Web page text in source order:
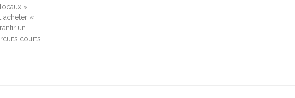
»
acheter «
un
courts